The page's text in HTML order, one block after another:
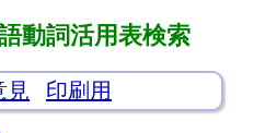
動詞活用表検索
見
印刷用